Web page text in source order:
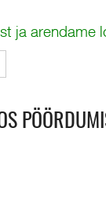
ja arendame